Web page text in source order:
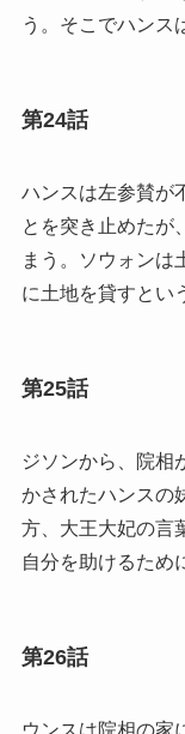
う。そこでハンス
第24話
ハンスは左参賛が
とを突き止めたが
まう。ソウォンは
に土地を貸すとい
第25話
ジソンから、院相
かされたハンスの
方、大王大妃の言
自分を助けるため
第26話